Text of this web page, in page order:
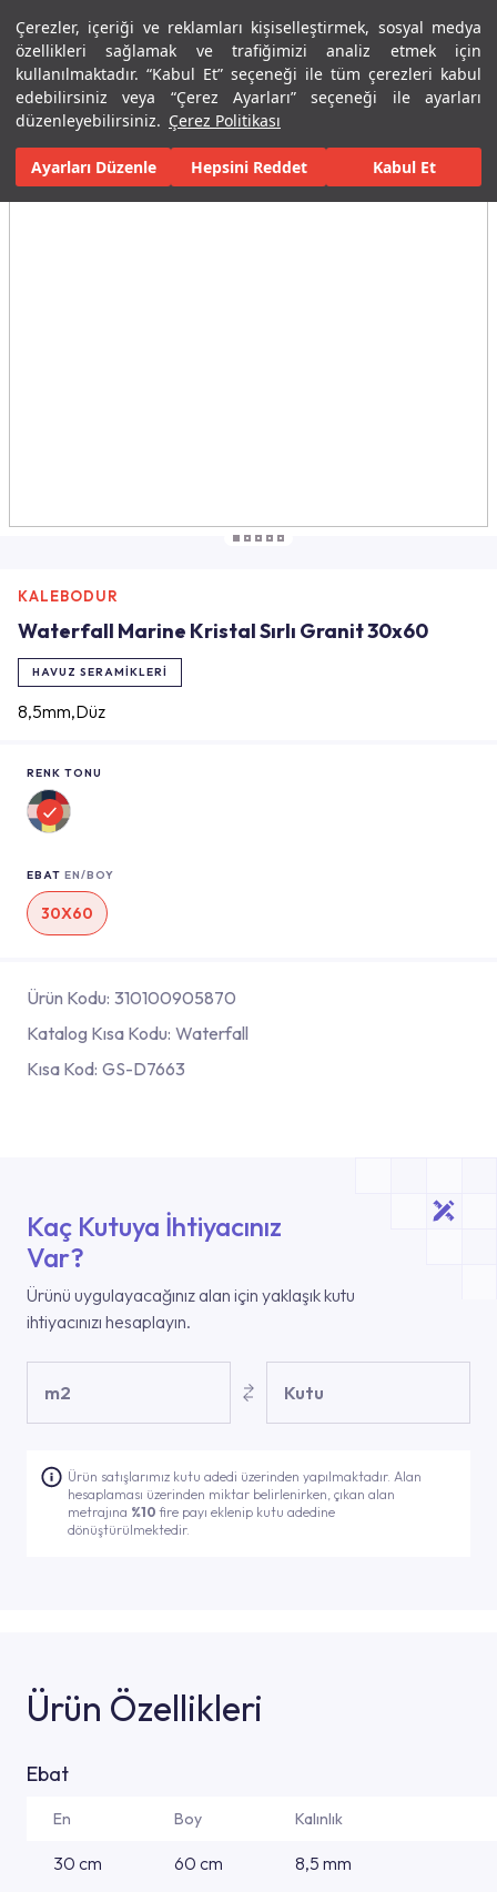
Çerezler, içeriği ve reklamları kişiselleştirmek, sosyal medya
özellikleri sağlamak ve trafiğimizi analiz etmek için
kullanılmaktadır. “Kabul Et” seçeneği ile tüm çerezleri kabul
edebilirsiniz veya “Çerez Ayarları” seçeneği ile ayarları
düzenleyebilirsiniz. Çerez Politikası
Ayarları Düzenle Hepsini Reddet Kabul Et
Menü Menü
Ana Sayfa Karolar Konut Dışı Alanlar Havuz Seramikleri
Tüm Görseller(8)
KALEBODUR
Waterfall Marine Kristal Sırlı Granit 30x60
HAVUZ SERAMIKLERI
8,5mm,Düz
RENK TONU
EBAT EN/BOY
30X60
Ürün Kodu: 310100905870
Katalog Kısa Kodu: Waterfall
Kısa Kod: GS-D7663
Kaç Kutuya İhtiyacınız
Var?
Ürünü uygulayacağınız alan için yaklaşık kutu
ihtiyacınızı hesaplayın.
m2 Kutu
Ürün satışlarımız kutu adedi üzerinden yapılmaktadır. Alan
hesaplaması üzerinden miktar belirlenirken, çıkan alan
metrajına %10fire payı eklenip kutu adedine
dönüştürülmektedir.
Ürün Özellikleri
Ebat
En Boy Kalınlık
30 cm 60 cm 8,5 mm